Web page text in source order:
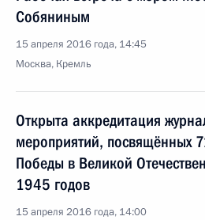
Собяниным
15 апреля 2016 года, 14:45
Москва, Кремль
Открыта аккредитация
мероприятий, посвящённых
Победы в Великой
1945 годов
15 апреля 2016 года, 14:00